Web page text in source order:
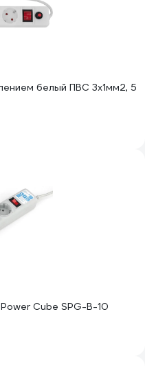
белый ПВС 3x1мм2, 5
Cube SPG-B-10